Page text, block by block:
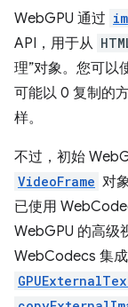
WebGPU 通过
API，用于从
理”对象。您可以
可能以 0 复制的
样。
不过，初始
VideoFrame 对
已使用
WebGPU 的高级
WebCodecs 集